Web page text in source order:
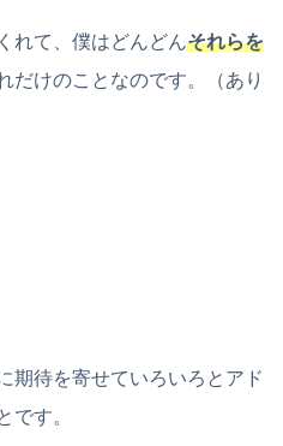
れて、僕はどんどんそれらを
だけのことなのです。（あり
期待を寄せていろいろとアド
です。